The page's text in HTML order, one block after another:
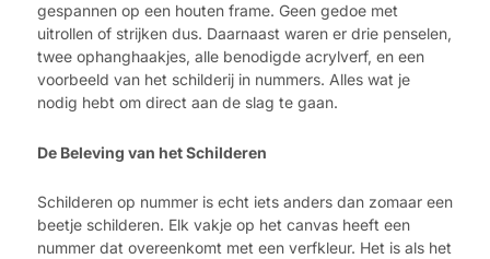
gespannen op een houten frame. Geen gedoe met
uitrollen of strijken dus. Daarnaast waren er drie penselen,
twee ophanghaakjes, alle benodigde acrylverf, en een
voorbeeld van het schilderij in nummers. Alles wat je
nodig hebt om direct aan de slag te gaan.
De Beleving van het Schilderen
Schilderen op nummer is echt iets anders dan zomaar een
beetje schilderen. Elk vakje op het canvas heeft een
nummer dat overeenkomt met een verfkleur. Het is als het